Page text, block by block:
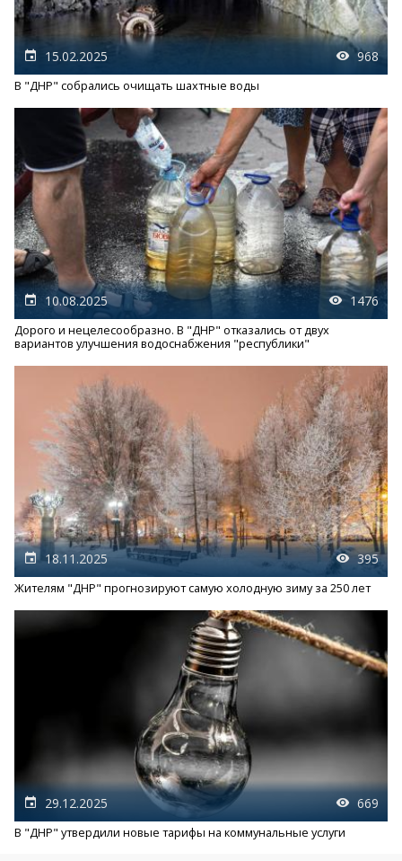
15.02.2025 968
В "ДНР" собрались очищать шахтные воды
10.08.2025 1476
Дорого и нецелесообразно. В "ДНР" отказались от двух
вариантов улучшения водоснабжения "республики"
18.11.2025 395
Жителям "ДНР" прогнозируют самую холодную зиму за 250 лет
29.12.2025 669
В "ДНР" утвердили новые тарифы на коммунальные услуги